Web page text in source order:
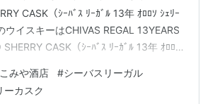
CASK（ｼｰﾊﾞｽ ﾘｰｶﾞﾙ 13年 ｵﾛﾛｿ ｼｪﾘｰ
ウイスキーはCHIVAS REGAL 13YEARS
CASK（ｼｰﾊﾞｽ ﾘｰｶﾞﾙ 13年 ｵﾛﾛｿ
買ってきた、ミニボトルの一本になり
ロソシェリーカスク ボトルは華やか
こみや酒店 #シーバスリーガル
ーカスク